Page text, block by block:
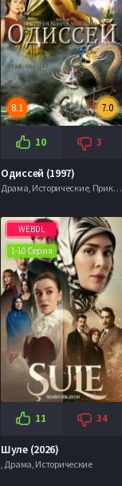
7.0
8.1
10 3
Одиссей (1997)
Драма, Исторические, Приключения
WEBDL
1-10 Серия
11 34
Шуле (2026)
, Драма, Исторические